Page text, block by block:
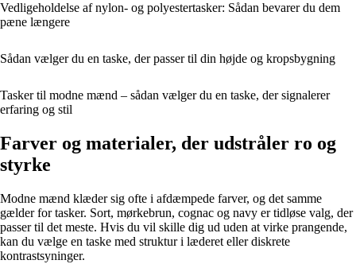
Vedligeholdelse af nylon- og polyestertasker: Sådan bevarer du dem
pæne længere
Sådan vælger du en taske, der passer til din højde og kropsbygning
Tasker til modne mænd – sådan vælger du en taske, der signalerer
erfaring og stil
Farver og materialer, der udstråler ro og
styrke
Modne mænd klæder sig ofte i afdæmpede farver, og det samme
gælder for tasker. Sort, mørkebrun, cognac og navy er tidløse valg, der
passer til det meste. Hvis du vil skille dig ud uden at virke prangende,
kan du vælge en taske med struktur i læderet eller diskrete
kontrastsyninger.